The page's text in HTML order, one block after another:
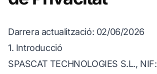
Darrera actualització: 02/06/2026
1. Introducció
SPASCAT TECHNOLOGIES S.L.,